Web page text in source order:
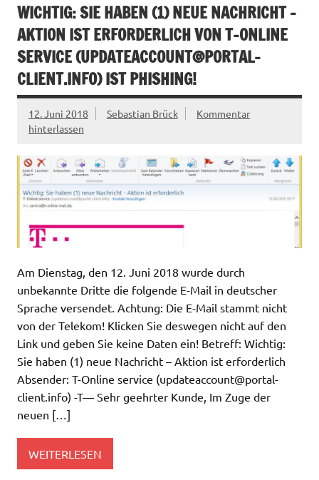
WICHTIG: SIE HABEN (1) NEUE NACHRICHT –
AKTION IST ERFORDERLICH VON T-ONLINE
SERVICE (UPDATEACCOUNT@PORTAL-
CLIENT.INFO) IST PHISHING!
12. Juni 2018 Sebastian Brück
Kommentar
hinterlassen
Am Dienstag, den 12. Juni 2018 wurde durch
unbekannte Dritte die folgende E-Mail in deutscher
Sprache versendet. Achtung: Die E-Mail stammt nicht
von der Telekom! Klicken Sie deswegen nicht auf den
Link und geben Sie keine Daten ein! Betreff: Wichtig:
Sie haben (1) neue Nachricht – Aktion ist erforderlich
Absender: T-Online service (updateaccount@portal-
client.info) -T— Sehr geehrter Kunde, Im Zuge der
neuen […]
WEITERLESEN